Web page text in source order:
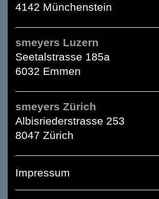
4142 Münchenstein
smeyers Luzern
Seetalstrasse 185a
6032 Emmen
smeyers Zürich
Albisriederstrasse 253
8047 Zürich
Impressum